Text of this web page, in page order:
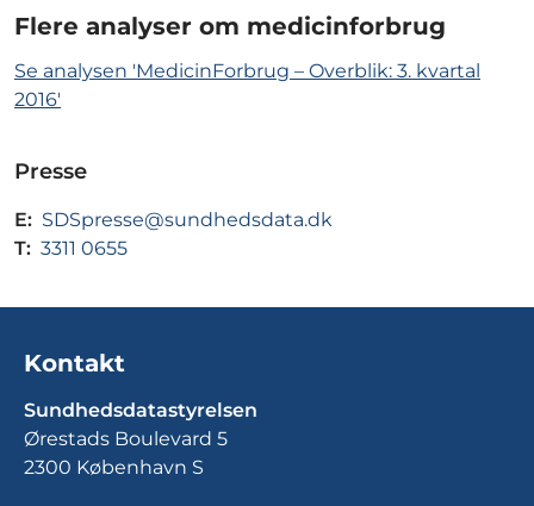
Flere analyser om medicinforbrug
Se analysen 'MedicinForbrug – Overblik: 3. kvartal
2016'
Presse
E: SDSpresse@sundhedsdata.dk
T: 3311 0655
Kontakt
Sundhedsdatastyrelsen
Ørestads Boulevard 5
2300 København S